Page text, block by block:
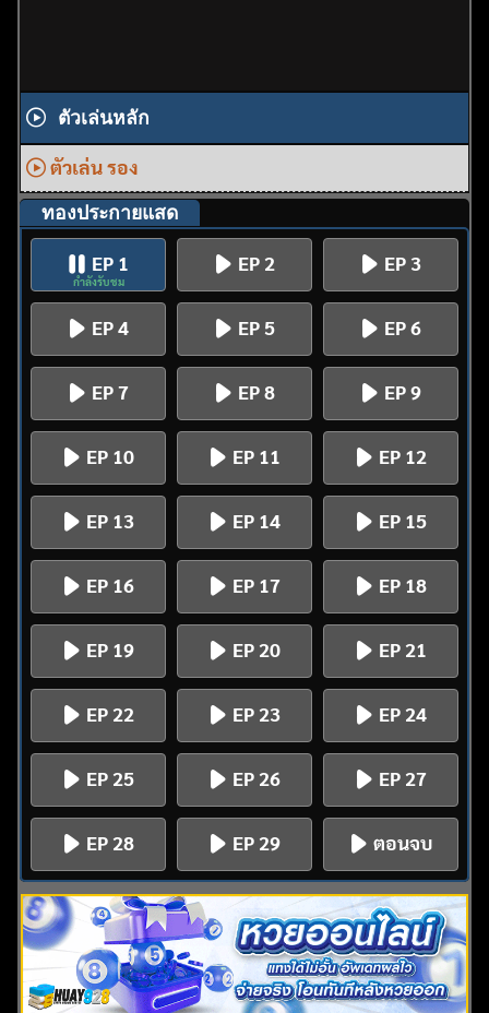
ตัวเล่นหลัก
ตัวเล่น รอง
ทองประกายแสด
EP 1
กำลังรับชม
EP 2 EP 3
EP 4 EP 5 EP 6
EP 7 EP 8 EP 9
EP 10 EP 11 EP 12
EP 13 EP 14 EP 15
EP 16 EP 17 EP 18
EP 19 EP 20 EP 21
EP 22 EP 23 EP 24
EP 25 EP 26 EP 27
EP 28 EP 29 ตอนจบ